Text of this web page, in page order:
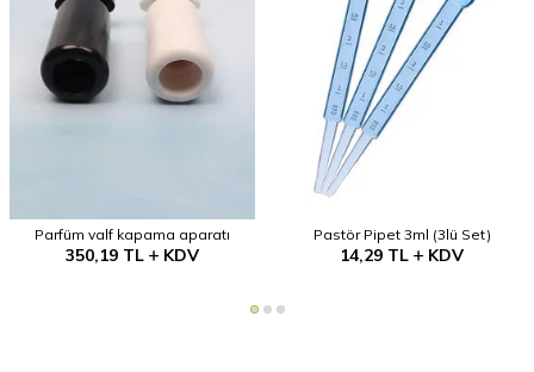
Parfüm valf kapama aparatı
350,19TL KDV
Pastör Pipet 3ml (3lü Set)
14,29 TL KDV